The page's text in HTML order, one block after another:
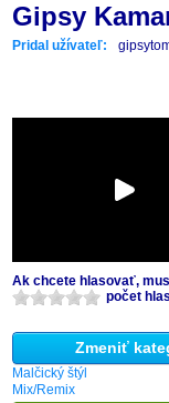
Gipsy
Pridal užívateľ:
Ak chcete hlasovať,
počet
Zmeniť
Malčický štýl
Mix/Remix